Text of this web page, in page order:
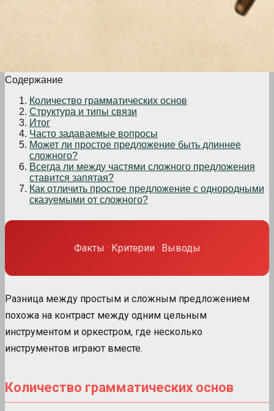
Содержание
Количество грамматических основ
Структура и типы связи
Итог
Часто задаваемые вопросы
Может ли простое предложение быть длиннее
сложного?
Всегда ли между частями сложного предложения
ставится запятая?
Как отличить простое предложение с однородными
сказуемыми от сложного?
Факты · Критерии · Выводы
Разница между простым и сложным предложением
похожа на контраст между одним цельным
инструментом и оркестром, где несколько
инструментов играют вместе.
Количество грамматических основ